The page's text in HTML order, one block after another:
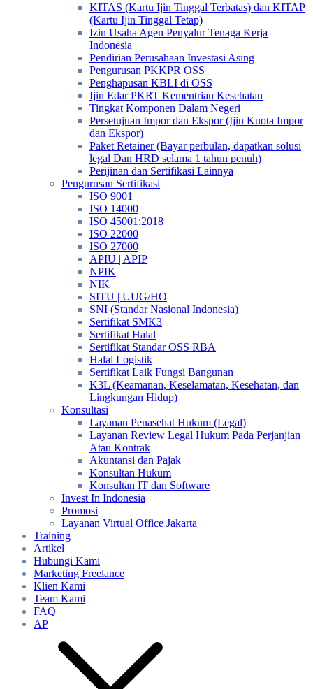
KITAS (Kartu Ijin Tinggal Terbatas) dan KITAP
(Kartu Ijin Tinggal Tetap)
Izin Usaha Agen Penyalur Tenaga Kerja
Indonesia
Pendirian Perusahaan Investasi Asing
Pengurusan PKKPR OSS
Penghapusan KBLI di OSS
Ijin Edar PKRT Kementrian Kesehatan
Tingkat Komponen Dalam Negeri
Persetujuan Impor dan Ekspor (Ijin Kuota Impor
dan Ekspor)
Paket Retainer (Bayar perbulan, dapatkan solusi
legal Dan HRD selama 1 tahun penuh)
Perijinan dan Sertifikasi Lainnya
Pengurusan Sertifikasi
ISO 9001
ISO 14000
ISO 45001:2018
ISO 22000
ISO 27000
APIU | APIP
NPIK
NIK
SITU | UUG/HO
SNI (Standar Nasional Indonesia)
Sertifikat SMK3
Sertifikat Halal
Sertifikat Standar OSS RBA
Halal Logistik
Sertifikat Laik Fungsi Bangunan
K3L (Keamanan, Keselamatan, Kesehatan, dan
Lingkungan Hidup)
Konsultasi
Layanan Penasehat Hukum (Legal)
Layanan Review Legal Hukum Pada Perjanjian
Atau Kontrak
Akuntansi dan Pajak
Konsultan Hukum
Konsultan IT dan Software
Invest In Indonesia
Promosi
Layanan Virtual Office Jakarta
Training
Artikel
Hubungi Kami
Marketing Freelance
Klien Kami
Team Kami
FAQ
AP